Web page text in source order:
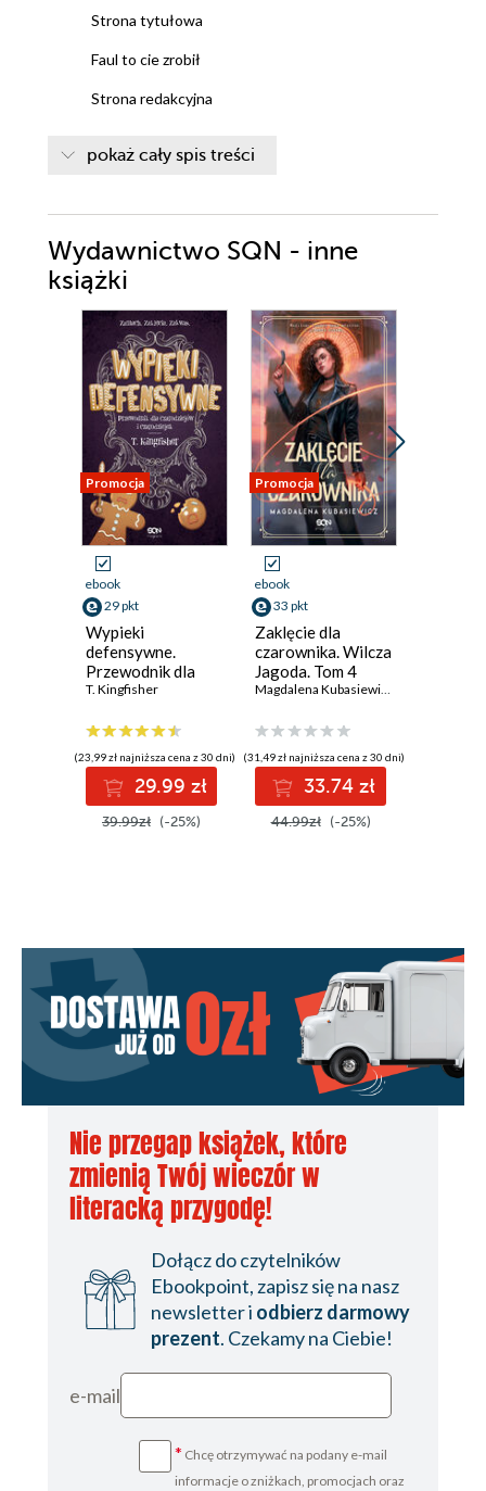
Strona tytułowa
Faul to cie zrobił
Strona redakcyjna
pokaż cały spis treści
Wydawnictwo SQN - inne
książki
Promocja
ebook
29 pkt
Wypieki
defensywne.
Przewodnik dla
czarodziejów i
T. Kingfisher
(23,99 zł najniższa cena z 30 dni)
29.99 zł
39.99zł (-25%)
Promocja
ebook
33 pkt
Zaklęcie dla
czarownika. Wilcza
Jagoda. Tom 4
(31,49 zł najniższa cena z 30 dni)
33.74 zł
44.99zł (-25%)
Nie przegap książek, które
zmienią Twój wieczór w
literacką przygodę!
Dołącz do czytelników
Ebookpoint, zapisz się na nasz
newsletter i odbierz darmowy
prezent. Czekamy na Ciebie!
e-mail
* Chcę otrzymywać na podany e-mail
informacje o zniżkach, promocjach oraz